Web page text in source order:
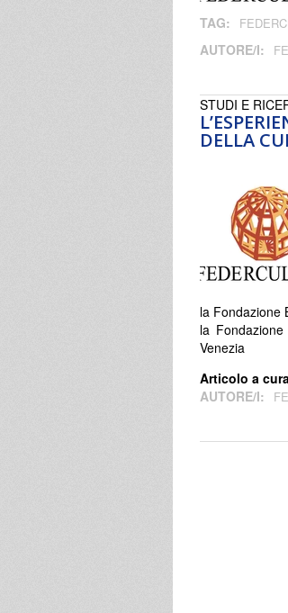
TAG:
AUTORE/I:
DELLA
STUDI E
la Fondazione
la
Venezia
Articolo a
AUTORE/I: